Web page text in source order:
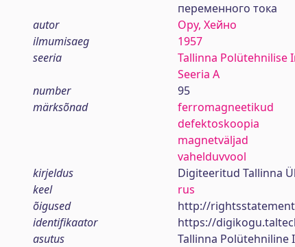
переменного тока
autor
Ору, Хейно
ilmumisaeg
1957
seeria
Tallinna Polütehnilise
Seeria A
number
95
märksõnad
ferromagneetikud
defektoskoopia
magnetväljad
vahelduvvool
kirjeldus
Digiteeritud Tallinna
keel
rus
õigused
http://
identifikaator
https://
asutus
Tallinna Polütehniline